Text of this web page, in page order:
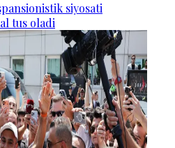
siyosati
tus oladi